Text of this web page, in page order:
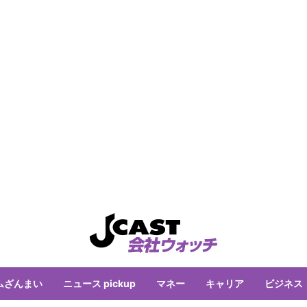
ざんまい ニュース pickup マネー キャリア ビジネス